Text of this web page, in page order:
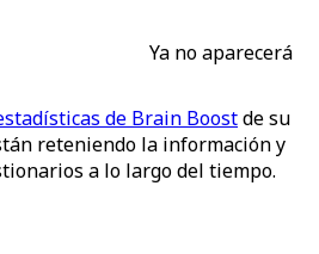
Ya no aparecerá
de Brain Boostde su
reteniendo la información y
a lo largo del tiempo.